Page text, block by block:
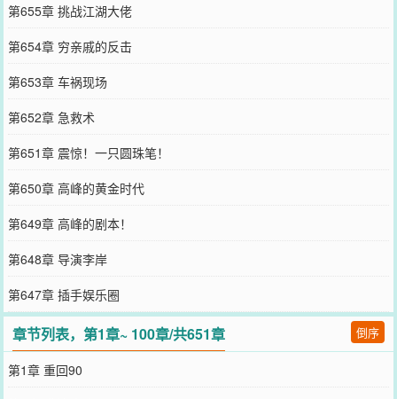
第655章 挑战江湖大佬
第654章 穷亲戚的反击
第653章 车祸现场
第652章 急救术
第651章 震惊！一只圆珠笔！
第650章 高峰的黄金时代
第649章 高峰的剧本！
第648章 导演李岸
第647章 插手娱乐圈
章节列表，第1章~ 100章/共651章 倒序
第1章 重回90